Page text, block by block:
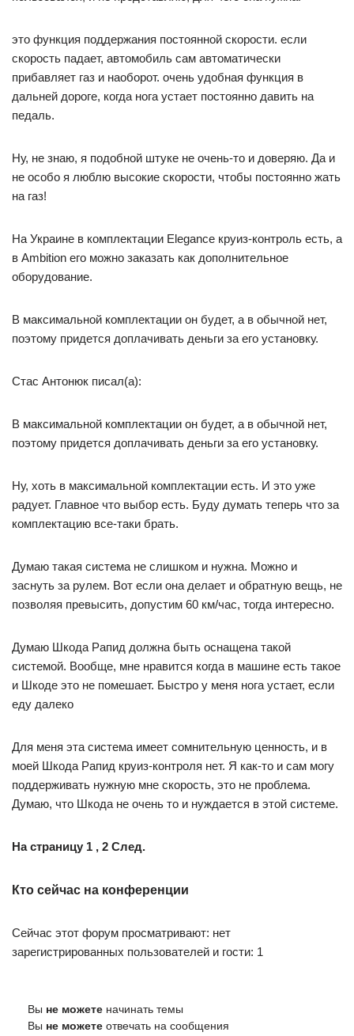
это функция поддержания постоянной скорости. если
скорость падает, автомобиль сам автоматически
прибавляет газ и наоборот. очень удобная функция в
дальней дороге, когда нога устает постоянно давить на
педаль.
Ну, не знаю, я подобной штуке не очень-то и доверяю. Да и
не особо я люблю высокие скорости, чтобы постоянно жать
на газ!
На Украине в комплектации Elegance круиз-контроль есть, а
в Ambition его можно заказать как дополнительное
оборудование.
В максимальной комплектации он будет, а в обычной нет,
поэтому придется доплачивать деньги за его установку.
Стас Антонюк писал(а):
В максимальной комплектации он будет, а в обычной нет,
поэтому придется доплачивать деньги за его установку.
Ну, хоть в максимальной комплектации есть. И это уже
радует. Главное что выбор есть. Буду думать теперь что за
комплектацию все-таки брать.
Думаю такая система не слишком и нужна. Можно и
заснуть за рулем. Вот если она делает и обратную вещь, не
позволяя превысить, допустим 60 км/час, тогда интересно.
Думаю Шкода Рапид должна быть оснащена такой
системой. Вообще, мне нравится когда в машине есть такое
и Шкоде это не помешает. Быстро у меня нога устает, если
еду далеко
Для меня эта система имеет сомнительную ценность, и в
моей Шкода Рапид круиз-контроля нет. Я как-то и сам могу
поддерживать нужную мне скорость, это не проблема.
Думаю, что Шкода не очень то и нуждается в этой системе.
На страницу 1 , 2 След.
Кто сейчас на конференции
Сейчас этот форум просматривают: нет
зарегистрированных пользователей и гости: 1
Вы не можете начинать темы
Вы не можете отвечать на сообщения